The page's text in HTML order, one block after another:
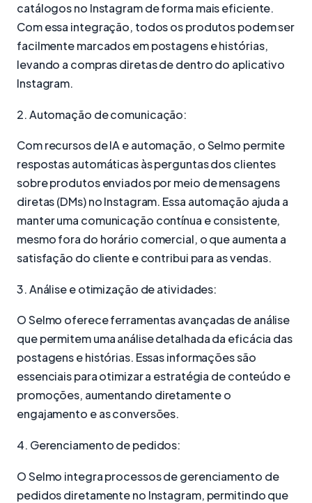
catálogos no Instagram de forma mais eficiente.
Com essa integração, todos os produtos podem ser
facilmente marcados em postagens e histórias,
levando a compras diretas de dentro do aplicativo
Instagram.
2. Automação de comunicação:
Com recursos de IA e automação, o Selmo permite
respostas automáticas às perguntas dos clientes
sobre produtos enviados por meio de mensagens
diretas (DMs) no Instagram. Essa automação ajuda a
manter uma comunicação contínua e consistente,
mesmo fora do horário comercial, o que aumenta a
satisfação do cliente e contribui para as vendas.
3. Análise e otimização de atividades:
O Selmo oferece ferramentas avançadas de análise
que permitem uma análise detalhada da eficácia das
postagens e histórias. Essas informações são
essenciais para otimizar a estratégia de conteúdo e
promoções, aumentando diretamente o
engajamento e as conversões.
4. Gerenciamento de pedidos:
O Selmo integra processos de gerenciamento de
pedidos diretamente no Instagram, permitindo que